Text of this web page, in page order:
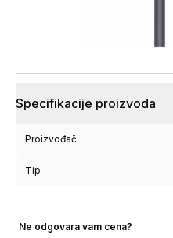
Specifikacije proizvoda
Proizvođač
Tip
Ne odgovara vam cena?